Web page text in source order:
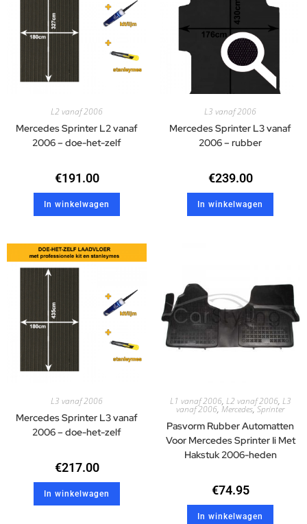
L2 vanaf 2006
Mercedes Sprinter L2 vanaf
2006 – doe-het-zelf
€191.00
In winkelwagen
L3 vanaf 2006
Mercedes Sprinter L3 vanaf
2006 – rubber
€239.00
In winkelwagen
L3 vanaf 2006
Mercedes Sprinter L3 vanaf
2006 – doe-het-zelf
€217.00
In winkelwagen
L1 vanaf 2006, L2 vanaf 2006, L3
vanaf 2006, Mercedes,Sprinter
Pasvorm Rubber Automatten
Voor Mercedes Sprinter Ii Met
Hakstuk 2006-heden
€74.95
In winkelwagen